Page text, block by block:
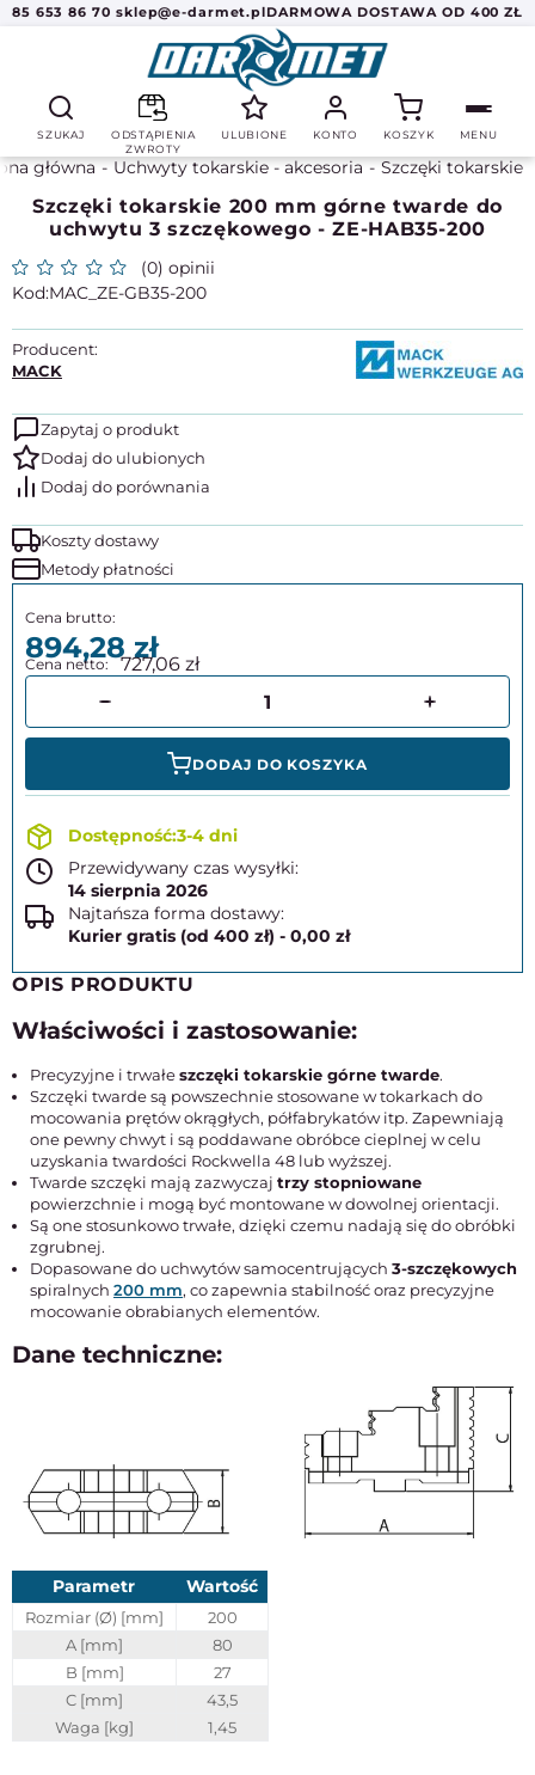
85 653 86 70 sklep@e-darmet.plDARMOWA DOSTAWA OD 400 ZŁ
SZUKAJ
ODSTĄPIENIA
ZWROTY
ULUBIONE KONTO KOSZYK MENU
główna Uchwyty tokarskie - akcesoria Szczęki tokarskie
Szczęki tokarskie 200 mm górne twarde do
uchwytu 3 szczękowego - ZE-HAB35-200
(0) opinii
MAC_ZE-GB35-200
Producent:
MACK
Zapytaj o produkt
Koszty dostawy
Metody płatności
894,28727,06
DODAJ DO KOSZYKA
3-4 dni
Przewidywany czas wysyłki:
14 sierpnia 2026
Najtańsza forma dostawy:
Kurier gratis (od 400 zł) - 0,00 zł
OPIS PRODUKTU
Właściwości i zastosowanie:
Precyzyjne i trwałeszczęki tokarskie górne twarde.
Szczęki twarde są powszechnie stosowane w tokarkach do
mocowania prętów okrągłych, półfabrykatów itp. Zapewniają
one pewny chwyt i są poddawane obróbce cieplnej w celu
uzyskania twardości Rockwella 48 lub wyższej.
Twarde szczęki mają zazwyczaj trzy stopniowane
powierzchnie i mogą być montowane w dowolnej orientacji.
Są one stosunkowo trwałe, dzięki czemu nadają się do obróbki
zgrubnej.
Dopasowane do uchwytów samocentrujących 3-szczękowych
spiralnych 200 mm, co zapewnia stabilność oraz precyzyjne
mocowanie obrabianych elementów.
Dane techniczne:
Parametr Wartość
Rozmiar (Ø) [mm]
200
A [mm]
80
B [mm]
27
C [mm]
43,5
Waga [kg]
1,45